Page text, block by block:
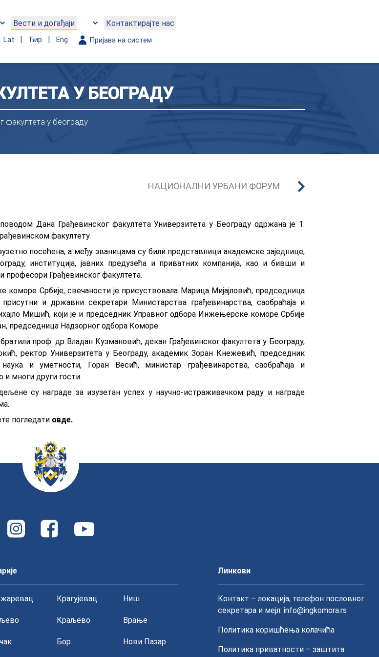
Вести и догађаји Контактирајте нас
Lat | Ћир | Eng Пријава на систем
У БЕОГРАДУ
факултета у београду
НАЦИОНАЛНИ УРБАНИ ФОРУМ
Дана Грађевинског факултета Универзитета у Београду одржана је 1.
факултету.
посећена, а међу званицама су били представници академске заједнице,
институција, јавних предузећа и приватних компанија, као и бивши и
Грађевинског факултета.
Србије, свечаности је присуствовала Марица Мијајловић, председница
и држaвни сeкрeтaри Министарства грађевинарства, саобраћаја и
Мишић, који је и председник Управног одбора Инжењерске коморе Србије
председница Надзорног одбора Коморе.
проф. др Владан Кузмановић, декан Грађевинског факултета у Београду,
ректор Универзитета у Београду, академик Зоран Кнежевић, председник
и уметности, Горан Весић, министар грађевинарства, саобраћаја и
и многи други гости.
су награде за изузетан успех у научно-истраживачком раду и награде
погледати овде.
Крагујевац
Краљево
Бор
Ниш
Врање
Нови Пазар
Линкови
Контакт – локација, телефон пословног
секретара и мејл: info@ingkomora.rs
Политика коришћења колачића
Политика приватности – заштита